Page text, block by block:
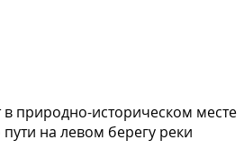
природно-историческом месте
на левом берегу реки